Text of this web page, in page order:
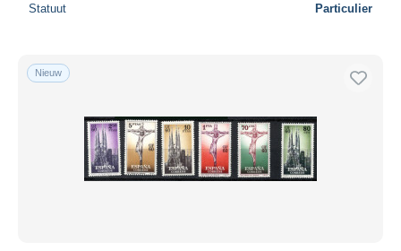
Statuut Particulier
Nieuw